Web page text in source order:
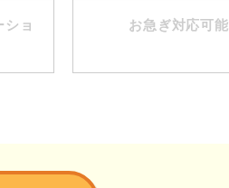
ョ
お急ぎ対応可能